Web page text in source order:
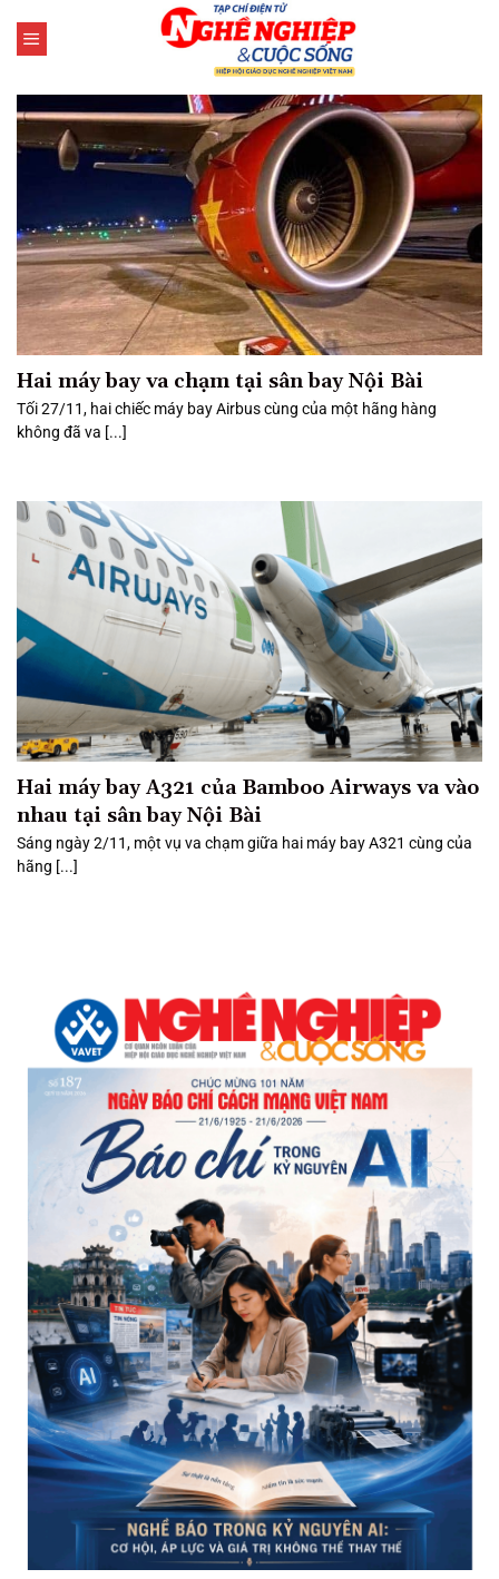
qua
dung
Hai máy bay va chạm tại sân bay Nội Bài
Tối 27/11, hai chiếc máy bay Airbus cùng của một hãng hàng
không đã va [...]
Hai máy bay A321 của Bamboo Airways va vào
nhau tại sân bay Nội Bài
Sáng ngày 2/11, một vụ va chạm giữa hai máy bay A321 cùng của
hãng [...]